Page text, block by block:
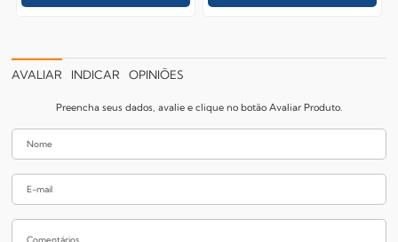
AVALIAR INDICAR OPINIÕES
Preencha seus dados, avalie e clique no botão Avaliar Produto.